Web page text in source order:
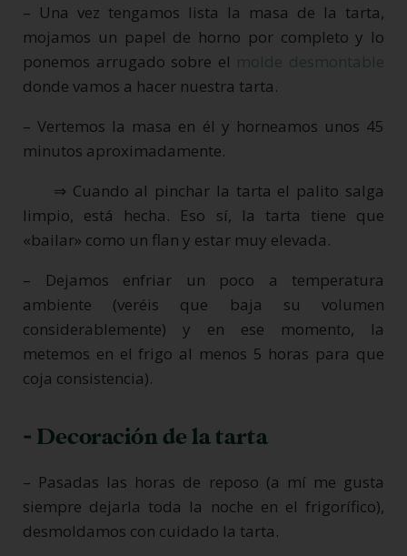
– Una vez tengamos lista la masa de la tarta,
mojamos un papel de horno por completo y lo
ponemos arrugado sobre el molde desmontable
donde vamos a hacer nuestra tarta.
– Vertemos la masa en él y horneamos unos 45
minutos aproximadamente.
⇒ Cuando al pinchar la tarta el palito salga
limpio, está hecha. Eso sí, la tarta tiene que
«bailar» como un flan y estar muy elevada.
– Dejamos enfriar un poco a temperatura
ambiente (veréis que baja su volumen
considerablemente) y en ese momento, la
metemos en el frigo al menos 5 horas para que
coja consistencia).
- Decoración de la tarta
– Pasadas las horas de reposo (a mí me gusta
siempre dejarla toda la noche en el frigorífico),
desmoldamos con cuidado la tarta.